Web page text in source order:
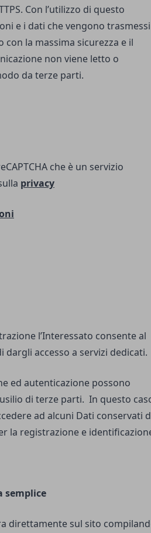
Con l’utilizzo di questo
e i dati che vengono trasmessi
con la massima sicurezza e il
non viene letto o
da terze parti.
che è un servizio
privacy
l’Interessato consente al
dargli accesso a servizi dedicati.
ed autenticazione possono
di terze parti. In questo
ad alcuni Dati conservati
la registrazione e
semplice
direttamente sul sito